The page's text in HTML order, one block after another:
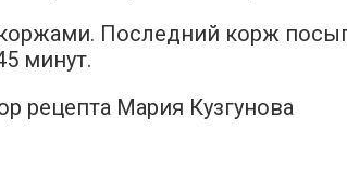
Последний корж
минут.
рецепта Мария Кузгунова